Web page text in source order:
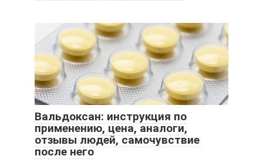
Вальдоксан: инструкция по
применению, цена, аналоги,
отзывы людей, самочувствие
после него